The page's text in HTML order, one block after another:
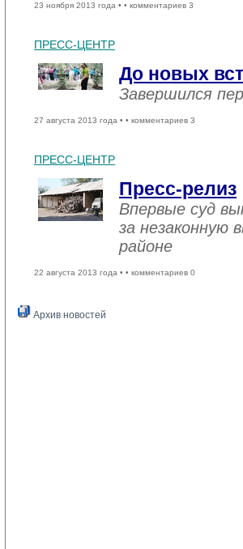
23 ноября 2013 года • • комментариев 3
ПРЕСС-ЦЕНТР
До новых
Завершился
27 августа 2013 года • • комментариев 3
ПРЕСС-ЦЕНТР
Пресс-релиз
Впервые суд
за незаконную
районе
22 августа 2013 года • • комментариев 0
Архив новостей